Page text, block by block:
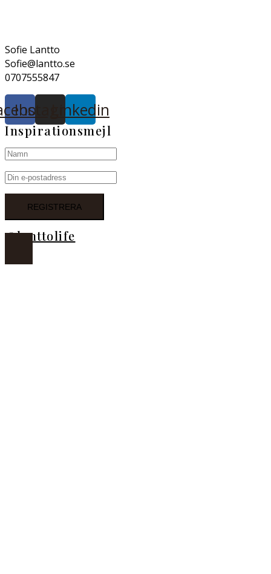
Sofie Lantto
Sofie@lantto.se
0707555847
InstagramLinkedin
Inspirationsmejl
@lanttolife